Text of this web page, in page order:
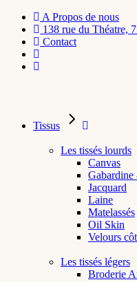
A Propos de nous
138 rue du Théatre,
Contact
Tissus
Les tissés lourds
Canvas
Jacquard
Laine
Matelassés
Oil Skin
Velours
Les tissés légers
Broderie